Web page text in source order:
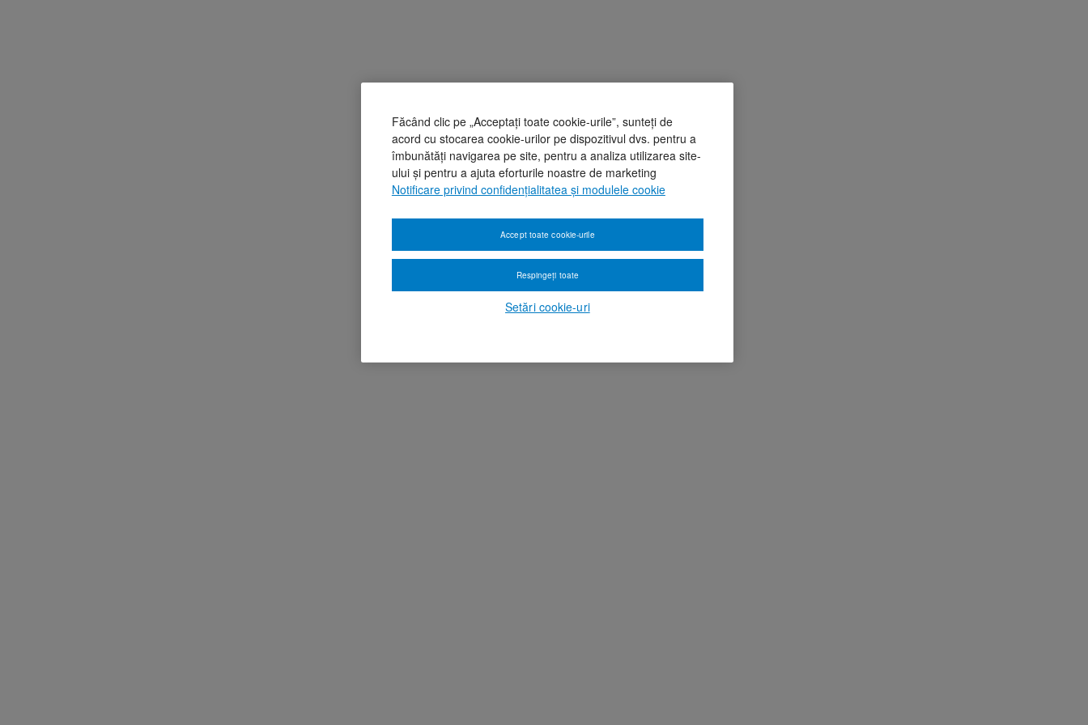
Făcând clic pe „Acceptați toate cookie-urile”, sunteți de
acord cu stocarea cookie-urilor pe dispozitivul dvs. pentru a
îmbunătăți navigarea pe site, pentru a analiza utilizarea site-
ului și pentru a ajuta eforturile noastre de marketing
Notificare privind confidențialitatea și modulele cookie
Setări cookie-uri
Respingeți toate
Accept toate cookie-urile